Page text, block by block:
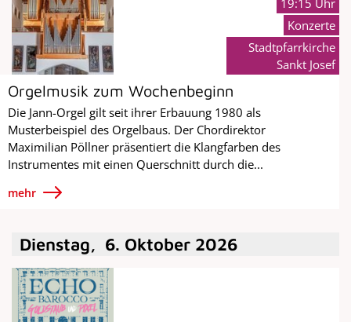
Orgelmusik zum Wochenbeginn
Die Jann-Orgel gilt seit ihrer Erbauung 1980 als
Musterbeispiel des Orgelbaus. Der Chordirektor
Maximilian Pöllner präsentiert die Klangfarben des
Instrumentes mit einen Querschnitt durch die...
mehr
Konzerte
Stadtpfarrkirche
Sankt Josef
Dienstag, 6. Oktober 2026